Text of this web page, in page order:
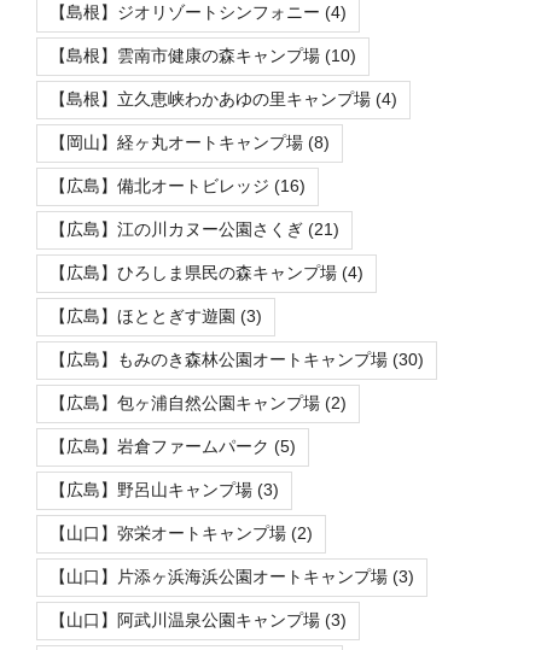
【島根】ジオリゾートシンフォニー (4)
【島根】雲南市健康の森キャンプ場 (10)
【島根】立久恵峡わかあゆの里キャンプ場 (4)
【岡山】経ヶ丸オートキャンプ場 (8)
【広島】備北オートビレッジ (16)
【広島】江の川カヌー公園さくぎ (21)
【広島】ひろしま県民の森キャンプ場 (4)
【広島】ほととぎす遊園 (3)
【広島】もみのき森林公園オートキャンプ場 (30)
【広島】包ヶ浦自然公園キャンプ場 (2)
【広島】岩倉ファームパーク (5)
【広島】野呂山キャンプ場 (3)
【山口】弥栄オートキャンプ場 (2)
【山口】片添ヶ浜海浜公園オートキャンプ場 (3)
【山口】阿武川温泉公園キャンプ場 (3)